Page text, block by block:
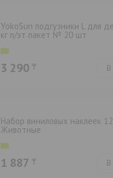
YokoSun подгузники L для
кг п/эт пакет № 20 шт
3 290 ₸ В
Набор виниловых наклеек
Животные
1 887 ₸ В